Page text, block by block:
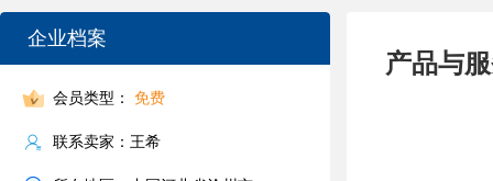
企业档案
会员类型： 免费
联系卖家：王希
产品与